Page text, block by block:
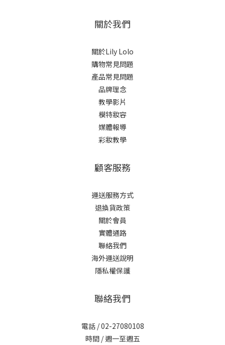
關於我們
關於Lily Lolo
購物常見問題
產品常見問題
品牌理念
教學影片
模特妝容
媒體報導
彩妝教學
顧客服務
運送服務方式
退換貨政策
關於會員
實體通路
聯絡我們
海外運送說明
隱私權保護
聯絡我們
電話 / 02-27080108
時間 / 週一至週五